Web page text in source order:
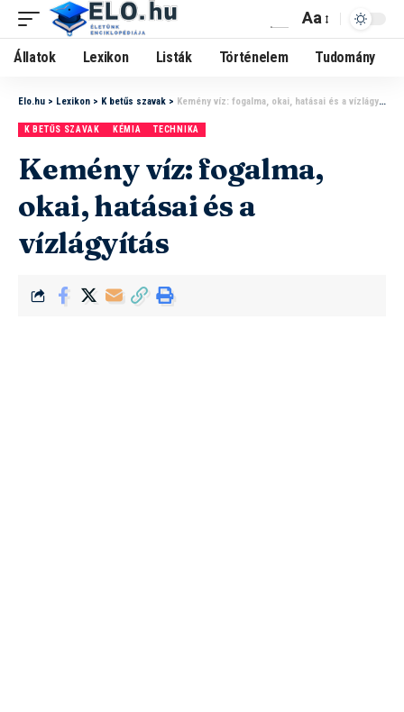
Aa
Állatok Lexikon Listák Történelem Tudomány
Elo.hu > Lexikon > K betűs szavak > Kemény víz: fogalma, okai, hatásai és a vízlágyítás
K BETŰS SZAVAK KÉMIA TECHNIKA
Kemény víz: fogalma,
okai, hatásai és a
vízlágyítás